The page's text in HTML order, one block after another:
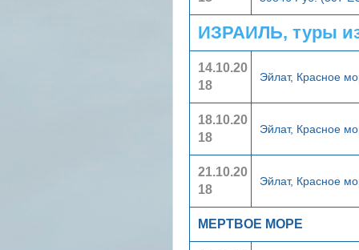
ИЗРАИЛЬ, туры
14.10.20
18
Эйлат, Красное
18.10.20
18
Эйлат, Красное
21.10.20
18
Эйлат, Красное
МЕРТВОЕ МОРЕ